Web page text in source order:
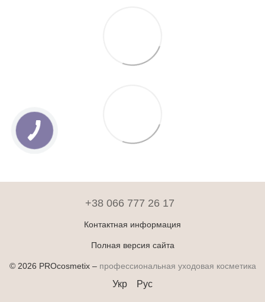
+38 066 777 26 17
Контактная информация
Полная версия сайта
© 2026 PROcosmetix – профессиональная уходовая косметика
Укр Рус